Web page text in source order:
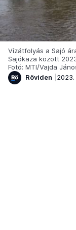
Vízátfolyás a Sajó
Sajókaza között
Fotó: MTI/Vajda
Röviden
2023.